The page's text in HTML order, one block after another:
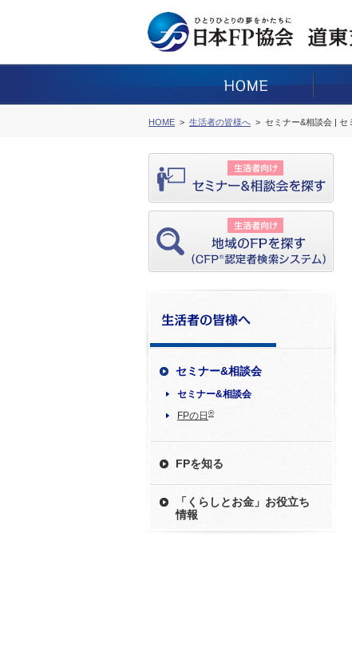
HOME 生活者の皆様へ セミナー&相談会 | セ
セミナー&相談会
セミナー&相談会
FPの日 ®
FPを知る
「くらしとお金」お役立ち
情報